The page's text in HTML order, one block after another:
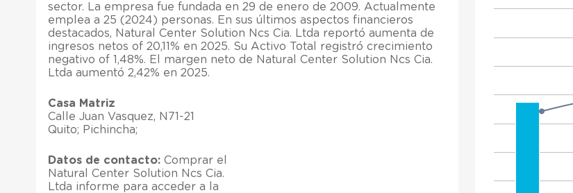
sector. La empresa fue fundada en 29 de enero de 2009. Actualmente
emplea a 25 (2024) personas. En sus últimos aspectos financieros
destacados, Natural Center Solution Ncs Cia. Ltda reportó aumenta de
ingresos netos of 20,11% en 2025. Su Activo Total registró crecimiento
negativo of 1,48%. El margen neto de Natural Center Solution Ncs Cia.
Ltda aumentó 2,42% en 2025.
Casa Matriz
Calle Juan Vasquez, N71-21
Quito; Pichincha;
Datos de contacto: Comprar el
Natural Center Solution Ncs Cia.
Ltda informe para acceder a la